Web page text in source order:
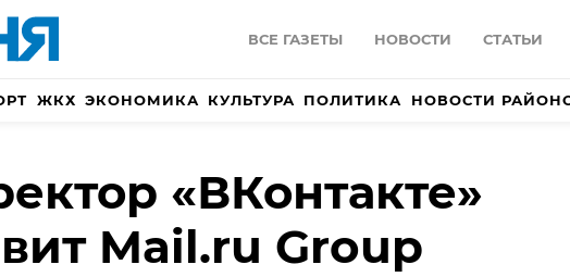
ВСЕ ГАЗЕТЫ НОВОСТИ СТАТЬИ
ЖКХ ЭКОНОМИКА КУЛЬТУРА ПОЛИТИКА НОВОСТИ
«ВКонтакте»
Mail.ru Group